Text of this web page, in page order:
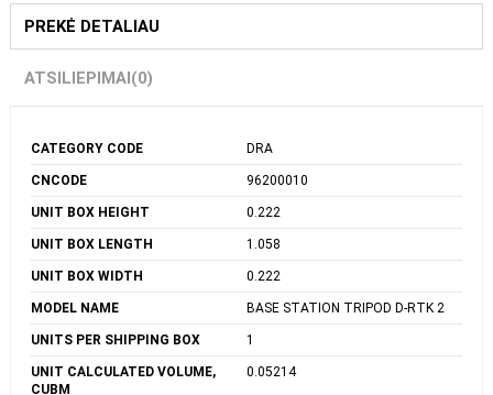
PREKĖ DETALIAU
CATEGORY CODE DRA
CNCODE 96200010
UNIT BOX HEIGHT 0.222
UNIT BOX LENGTH 1.058
UNIT BOX WIDTH 0.222
MODEL NAME BASE STATION TRIPOD D-RTK 2
UNITS PER SHIPPING BOX